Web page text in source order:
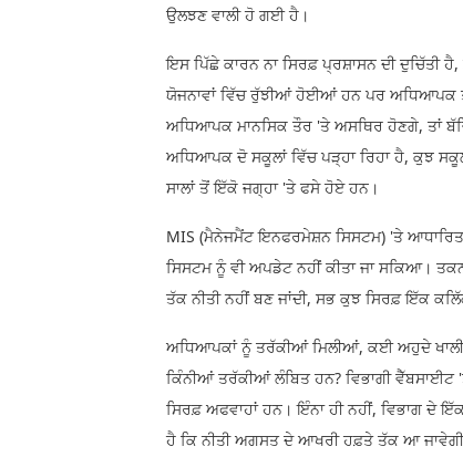
ਉਲਝਣ ਵਾਲੀ ਹੋ ਗਈ ਹੈ।
ਇਸ ਪਿੱਛੇ ਕਾਰਨ ਨਾ ਸਿਰਫ਼ ਪ੍ਰਸ਼ਾਸਨ ਦੀ ਦੁਚਿੱਤੀ
ਯੋਜਨਾਵਾਂ ਵਿੱਚ ਰੁੱਝੀਆਂ ਹੋਈਆਂ ਹਨ ਪਰ ਅਧਿਆਪਕ
ਅਧਿਆਪਕ ਮਾਨਸਿਕ ਤੌਰ 'ਤੇ ਅਸਥਿਰ ਹੋਣਗੇ, ਤਾਂ
ਅਧਿਆਪਕ ਦੋ ਸਕੂਲਾਂ ਵਿੱਚ ਪੜ੍ਹਾ ਰਿਹਾ ਹੈ, ਕੁਝ
ਸਾਲਾਂ ਤੋਂ ਇੱਕੋ ਜਗ੍ਹਾ 'ਤੇ ਫਸੇ ਹੋਏ ਹਨ।
MIS (ਮੈਨੇਜਮੈਂਟ ਇਨਫਰਮੇਸ਼ਨ ਸਿਸਟਮ) 'ਤੇ
ਸਿਸਟਮ ਨੂੰ ਵੀ ਅਪਡੇਟ ਨਹੀਂ ਕੀਤਾ ਜਾ ਸਕਿਆ।
ਤੱਕ ਨੀਤੀ ਨਹੀਂ ਬਣ ਜਾਂਦੀ, ਸਭ ਕੁਝ ਸਿਰਫ਼ ਇੱਕ
ਅਧਿਆਪਕਾਂ ਨੂੰ ਤਰੱਕੀਆਂ ਮਿਲੀਆਂ, ਕਈ ਅਹੁਦੇ ਖਾਲੀ
ਕਿੰਨੀਆਂ ਤਰੱਕੀਆਂ ਲੰਬਿਤ ਹਨ? ਵਿਭਾਗੀ
ਸਿਰਫ਼ ਅਫਵਾਹਾਂ ਹਨ। ਇੰਨਾ ਹੀ ਨਹੀਂ, ਵਿਭਾਗ ਦੇ
ਹੈ ਕਿ ਨੀਤੀ ਅਗਸਤ ਦੇ ਆਖਰੀ ਹਫ਼ਤੇ ਤੱਕ ਆ